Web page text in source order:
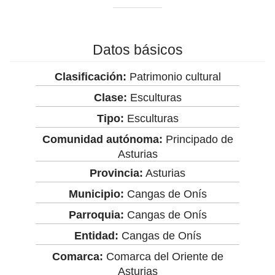
Datos básicos
Clasificación: Patrimonio cultural
Clase: Esculturas
Tipo: Esculturas
Comunidad autónoma: Principado de
Asturias
Provincia: Asturias
Municipio: Cangas de Onís
Parroquia: Cangas de Onís
Entidad: Cangas de Onís
Comarca: Comarca del Oriente de
Asturias